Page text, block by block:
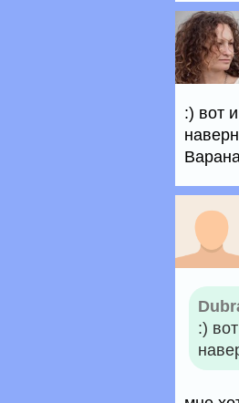
:) вот
:)